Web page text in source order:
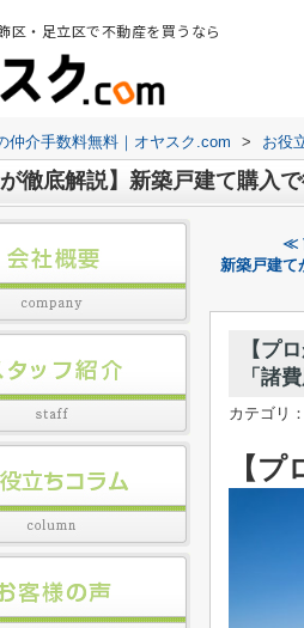
区・足立区で不動産を買うなら
仲介手数料無料｜オヤスク.com > お役
が徹底解説】新築戸建て購入
≪
新築戸建て
【プ
「諸
カテゴリ：
【プ